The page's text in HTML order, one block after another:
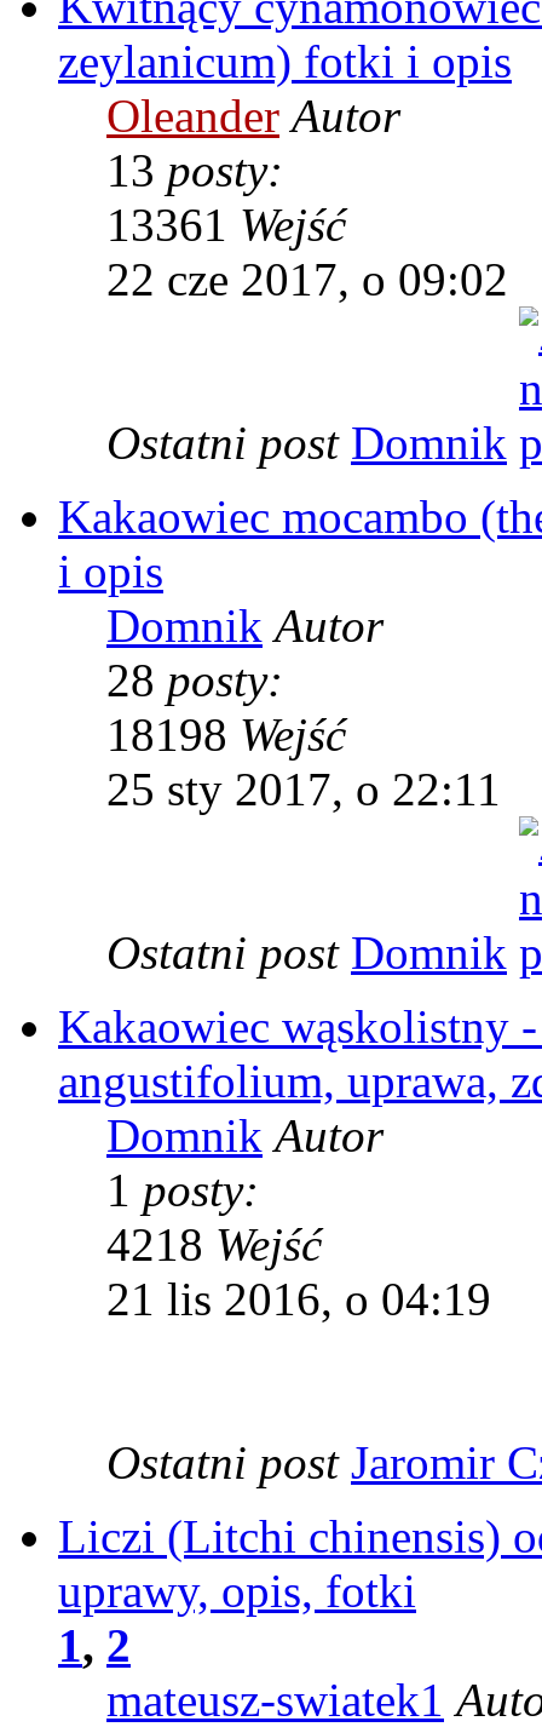
zeylanicum) fotki i opis
Oleander Autor
13 posty:
13361 Wejść
22 cze 2017, o 09:02
Ostatni post Domnik
Kakaowiec mocambo
i opis
Domnik Autor
28 posty:
18198 Wejść
25 sty 2017, o 22:11
Ostatni post Domnik
Kakaowiec wąskolistny
angustifolium, uprawa,
Domnik Autor
1 posty:
4218 Wejść
21 lis 2016, o 04:19
Ostatni post Jaromir
Liczi (Litchi chinensis)
uprawy, opis, fotki
1, 2
mateusz-swiatek1